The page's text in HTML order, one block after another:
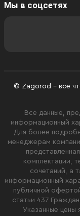
Мы в соцсетях
© Zagorod - все
Все данные,
информационный
Для более
менеджерам
комплектации,
сочетаний, а
информационный
публичной
статьи 437
Указанные цены